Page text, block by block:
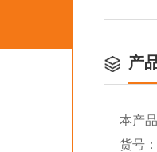
产
本产
货号